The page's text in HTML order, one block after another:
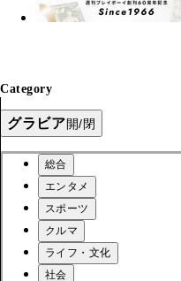
Category
グラビア開/閉
総合
エンタメ
スポーツ
クルマ
ライフ・文化
社会